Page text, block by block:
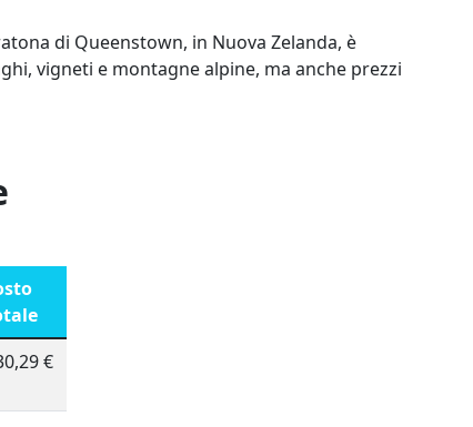
di Queenstown, in Nuova Zelanda, è
vigneti e montagne alpine, ma anche prezzi
€